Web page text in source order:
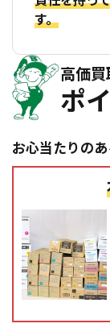
す。
高価
ポ
お心当たりの